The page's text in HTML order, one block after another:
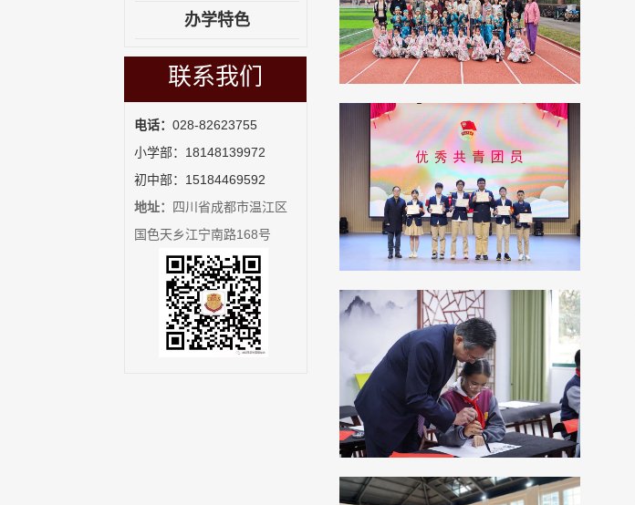
办学特色
联系我们
电话： 028-82623755
小学部：18148139972
初中部：15184469592
地址：
四川省成都市温江区
国色天乡江宁南路168号